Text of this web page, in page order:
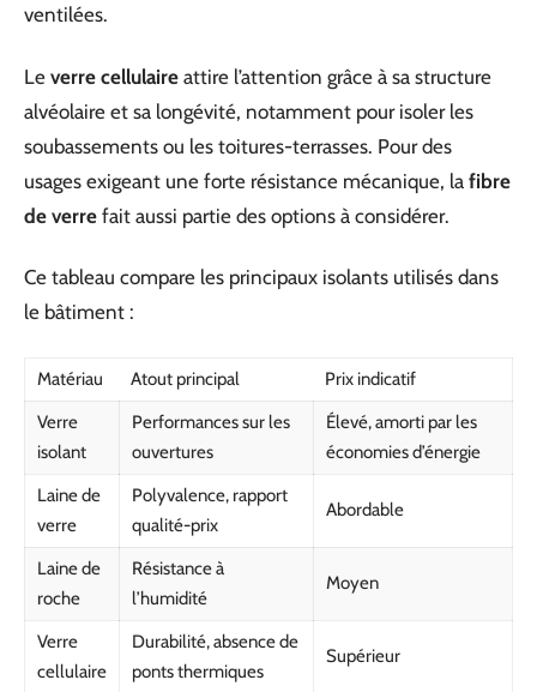
ventilées.
Le verre cellulaire attire l’attention grâce à sa structure
alvéolaire et sa longévité, notamment pour isoler les
soubassements ou les toitures-terrasses. Pour des
usages exigeant une forte résistance mécanique, la fibre
de verre fait aussi partie des options à considérer.
Ce tableau compare les principaux isolants utilisés dans
le bâtiment :
Matériau Atout principal
Prix indicatif
Verre
isolant
Performances sur les
ouvertures
Élevé, amorti par les
économies d’énergie
Laine de
verre
Polyvalence, rapport
qualité-prix
Abordable
Laine de
roche
Résistance à
l’humidité
Moyen
Verre
cellulaire
Durabilité, absence de
ponts thermiques
Supérieur